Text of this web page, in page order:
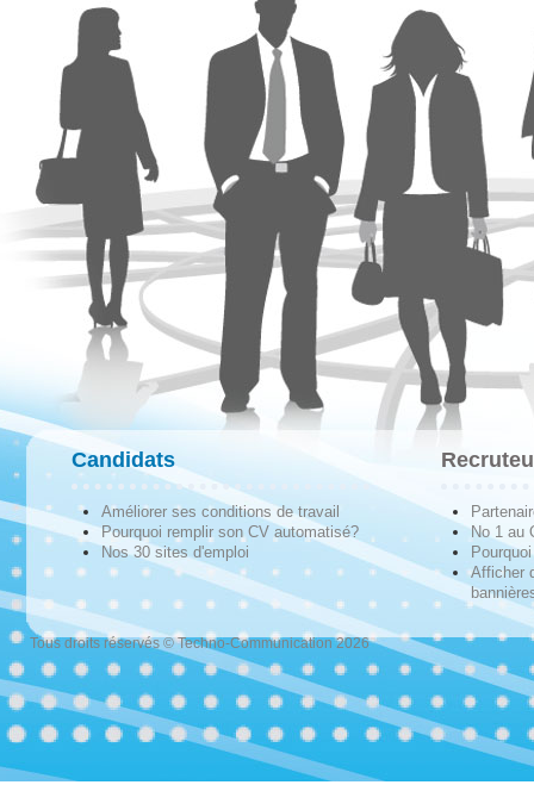
Candidats
Améliorer ses conditions de travail
Pourquoi remplir son CV automatisé?
Nos 30 sites d'emploi
No 1 au
Afficher
Tous droits réservés © Techno-Communication 2026